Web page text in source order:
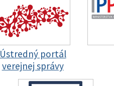
Ústredný portál
verejnej správy